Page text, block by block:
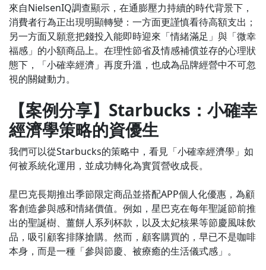
來自NielsenIQ調查顯示，在通膨壓力持續的時代背景下，
消費者行為正出現明顯轉變：一方面更謹慎看待高額支出；
另一方面又願意把錢投入能即時迎來「情緒滿足」與「微幸
福感」的小額商品上。在理性節省及情感補償並存的心理狀
態下，「小確幸經濟」再度升溫，也成為品牌經營中不可忽
視的關鍵動力。
【案例分享】Starbucks：小確幸
經濟學策略的資優生
我們可以從Starbucks的策略中，看見「小確幸經濟學」如
何被系統化運用，並成功轉化為實質營收成長。
星巴克長期推出季節限定商品並搭配APP個人化優惠，為顧
客創造參與感和情緒價值。例如，星巴克在每年聖誕節前推
出的聖誕樹、薑餅人系列杯款，以及太妃核果等節慶風味飲
品，吸引顧客排隊搶購。然而，顧客購買的，早已不是咖啡
本身，而是一種「參與節慶、被療癒的生活儀式感」。